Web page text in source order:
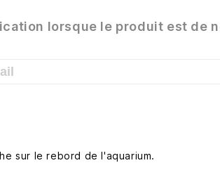
lorsque le produit est de
sur le rebord de l'aquarium.